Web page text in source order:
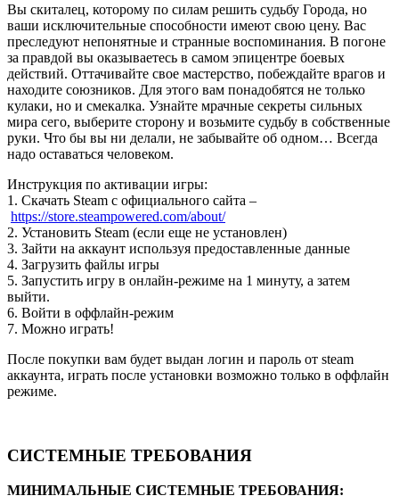
Вы скиталец, которому по силам решить судьбу Города, но
ваши исключительные способности имеют свою цену. Вас
преследуют непонятные и странные воспоминания. В погоне
за правдой вы оказываетесь в самом эпицентре боевых
действий. Оттачивайте свое мастерство, побеждайте врагов и
находите союзников. Для этого вам понадобятся не только
кулаки, но и смекалка. Узнайте мрачные секреты сильных
мира сего, выберите сторону и возьмите судьбу в собственные
руки. Что бы вы ни делали, не забывайте об одном… Всегда
надо оставаться человеком.
Инструкция по активации игры:
1. Скачать Steam с официального сайта –
https://store.steampowered.com/about/
2. Установить Steam (если еще не установлен)
3. Зайти на аккаунт используя предоставленные данные
4. Загрузить файлы игры
5. Запустить игру в онлайн-режиме на 1 минуту, а затем
выйти.
6. Войти в оффлайн-режим
7. Можно играть!
После покупки вам будет выдан логин и пароль от steam
аккаунта, играть после установки возможно только в оффлайн
режиме.
СИСТЕМНЫЕ ТРЕБОВАНИЯ
МИНИМАЛЬНЫЕ СИСТЕМНЫЕ ТРЕБОВАНИЯ: